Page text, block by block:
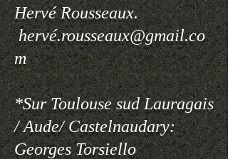
Hervé Rousseaux.
hervé.rousseaux@gmail.co
m
*Sur Toulouse sud Lauragais
/ Aude/ Castelnaudary:
Georges Torsiello